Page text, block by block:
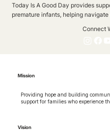
Today Is A Good Day provides
premature infants, helping
Connect
Mission
Providing hope and building
support for families who experience
Vision